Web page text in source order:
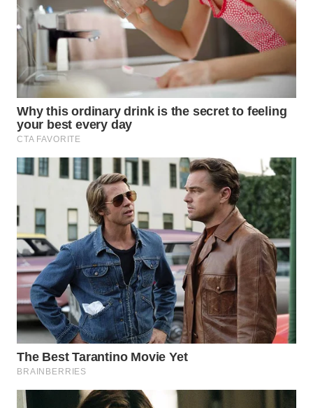
WN
TAPANULI
UTARA
WN
SAMOSIR
WN
PADANG
LAWAS
WN
SUMEDANG
WN
CIANJUR
WN
KEPULAUAN
SERIBU
WN
TANGERANG